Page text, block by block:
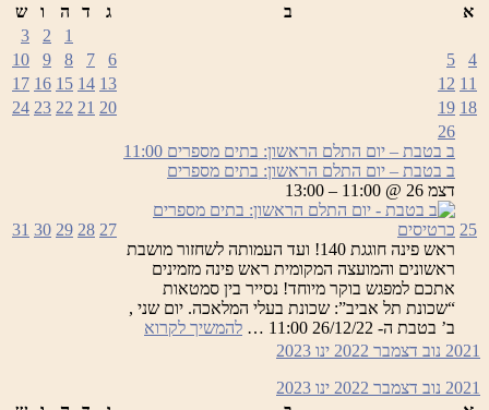
א
ב ג ד ה ו
ש
1
2
3
4
5
6
7
8
9
10
11
12
13
14
15
16
17
18
19
20
21
22
23
24
25
26
ב בטבת – יום התלם הראשון: בתים מספרים 11:00
ב בטבת – יום התלם הראשון: בתים מספרים
דצמ 26 @ 11:00 – 13:00
כרטיסים
ראש פינה חוגגת 140! ועד העמותה לשחזור מושבת
ראשונים והמועצה המקומית ראש פינה מזמינים
אתכם למפגש בוקר מיוחד! נסייר בין סמטאות
“שכונת תל אביב”: שכונת בעלי המלאכה. יום שני ,
ב’ בטבת ה- 26/12/22 11:00 …
להמשיך לקרוא
התלם
27
28
29
30
31
2021 נוב דצמבר 2022 ינו 2023
2021 נוב דצמבר 2022 ינו 2023